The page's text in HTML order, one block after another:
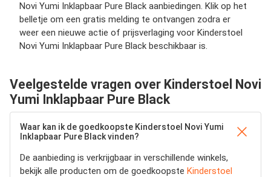
Novi Yumi Inklapbaar Pure Black aanbiedingen. Klik op het
belletje om een gratis melding te ontvangen zodra er
weer een nieuwe actie of prijsverlaging voor Kinderstoel
Novi Yumi Inklapbaar Pure Black beschikbaar is.
Veelgestelde vragen over Kinderstoel Novi
Yumi Inklapbaar Pure Black
Waar kan ik de goedkoopste Kinderstoel Novi Yumi
Inklapbaar Pure Black vinden?
De aanbieding is verkrijgbaar in verschillende winkels,
bekijk alle producten om de goedkoopste Kinderstoel